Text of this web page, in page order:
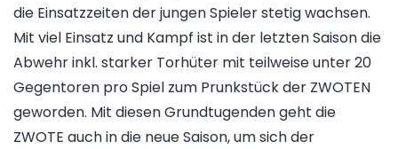
die Einsatzzeiten der jungen Spieler stetig wachsen.
Mit viel Einsatz und Kampf ist in der letzten Saison die
Abwehr inkl. starker Torhüter mit teilweise unter 20
Gegentoren pro Spiel zum Prunkstück der ZWOTEN
geworden. Mit diesen Grundtugenden geht die
ZWOTE auch in die neue Saison, um sich der